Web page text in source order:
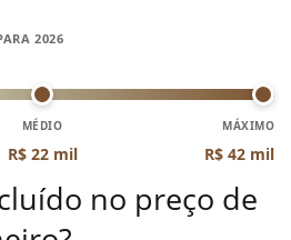
2026
MÉDIO
R$ 22 mil
MÁXIMO
R$ 42 mil
no preço de